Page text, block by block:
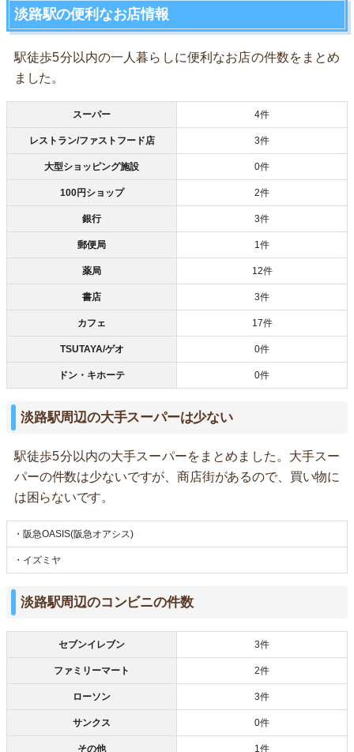
淡路駅の便利なお店情報
駅徒歩5分以内の一人暮らしに便利なお店の件数をまとめ
ました。
スーパー 4件
レストラン/ファストフード店 3件
大型ショッピング施設 0件
100円ショップ 2件
銀行 3件
郵便局 1件
薬局 12件
書店 3件
カフェ 17件
TSUTAYA/ゲオ 0件
ドン・キホーテ 0件
淡路駅周辺の大手スーパーは少ない
駅徒歩5分以内の大手スーパーをまとめました。大手スー
パーの件数は少ないですが、商店街があるので、買い物に
は困らないです。
・阪急OASIS(阪急オアシス)
・イズミヤ
淡路駅周辺のコンビニの件数
セブンイレブン 3件
ファミリーマート 2件
ローソン 3件
サンクス 0件
その他 1件